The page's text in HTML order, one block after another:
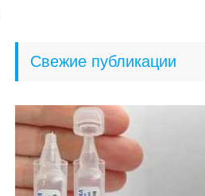
Свежие публикации